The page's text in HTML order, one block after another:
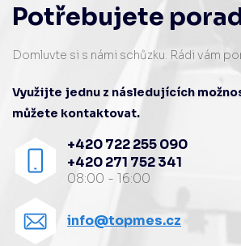
Potřebujete
Domluvte si s námi schůzku. Rádi vám
Využijte jednu z následujících
můžete kontaktovat.
+420 722 255 090
+420 271 752 341
08:00 - 16:00
info@topmes.cz